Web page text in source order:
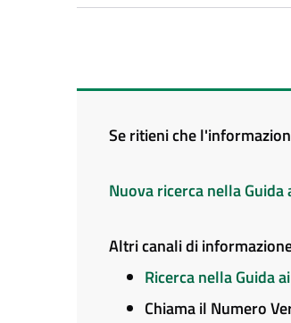
Se ritieni che
Nuova ricerca nella
Altri canali di
Ricerca nella Guida
Chiama il Numero